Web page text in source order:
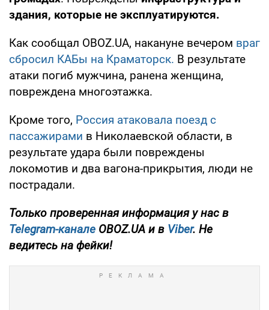
здания, которые не эксплуатируются.
Как сообщал OBOZ.UA, накануне вечером враг
сбросил КАБы на Краматорск. В результате
атаки погиб мужчина, ранена женщина,
повреждена многоэтажка.
Кроме того, Россия атаковала поезд с
пассажирами в Николаевской области, в
результате удара были повреждены
локомотив и два вагона-прикрытия, люди не
пострадали.
Только проверенная информация у нас в
Telegram-канале OBOZ.UA и в Viber. Не
ведитесь на фейки!